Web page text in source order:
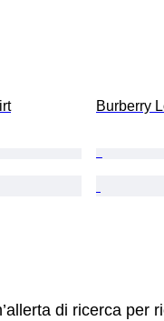
Burberry
di ricerca per